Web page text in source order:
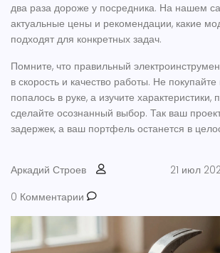
два раза дороже у посредника. На нашем
актуальные цены и рекомендации, какие
подходят для конкретных задач.
Помните, что правильный
в скорость и качество работы. Не покупайте
попалось в руке, а изучите характеристики,
сделайте осознанный выбор. Так ваш
задержек, а ваш портфель останется в
Аркадий Строев
21 июл
0 Комментарии